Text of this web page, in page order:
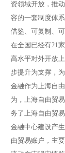
资领域开放，推
容的一套制度体
借鉴、可复制、
在全国已经有21
高水平对外开放
步提升为支撑，
金融作为上海自
为，上海自由贸
务了上海自由贸
金融中心建设产
由贸易账户，主